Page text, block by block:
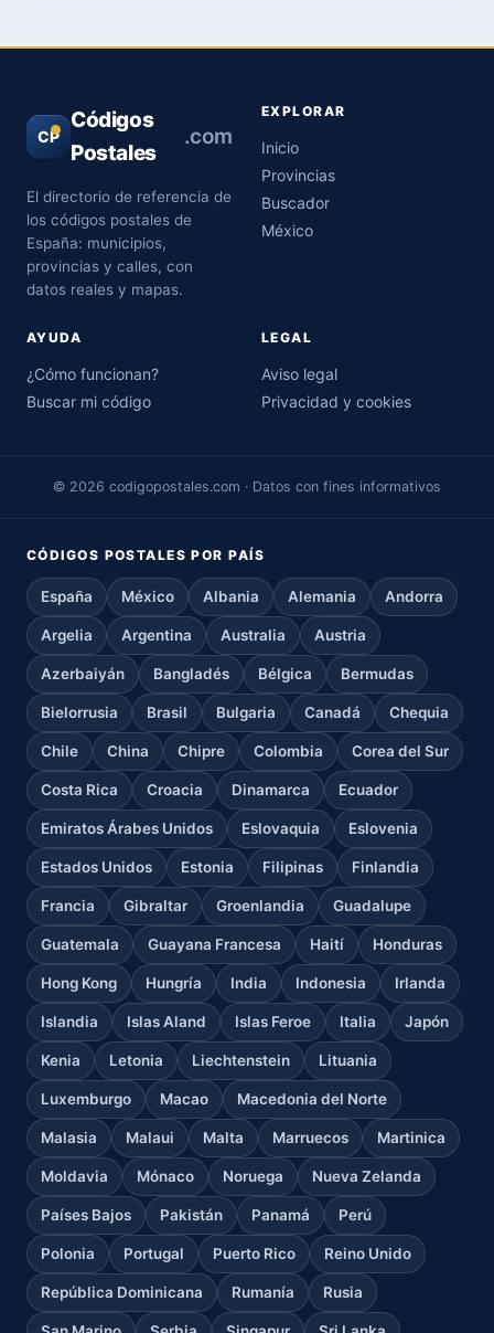
CP
Códigos
Postales
.com
El directorio de referencia de
los códigos postales de
España: municipios,
provincias y calles, con
datos reales y mapas.
EXPLORAR
Inicio
Provincias
Buscador
México
AYUDA
¿Cómo funcionan?
Buscar mi código
LEGAL
Aviso legal
Privacidad y cookies
© 2026 codigopostales.com · Datos con fines informativos
CÓDIGOS POSTALES POR PAÍS
España México Albania Alemania Andorra
Argelia Argentina Australia Austria
Azerbaiyán Bangladés Bélgica Bermudas
Bielorrusia Brasil Bulgaria Canadá Chequia
Chile China Chipre Colombia Corea del Sur
Costa Rica Croacia Dinamarca Ecuador
Emiratos Árabes Unidos Eslovaquia Eslovenia
Estados Unidos Estonia Filipinas Finlandia
Francia Gibraltar Groenlandia Guadalupe
Guatemala Guayana Francesa Haití Honduras
Hong Kong Hungría India Indonesia Irlanda
Islandia Islas Aland Islas Feroe Italia Japón
Kenia Letonia Liechtenstein Lituania
Luxemburgo Macao Macedonia del Norte
Malasia Malaui Malta Marruecos Martinica
Moldavia Mónaco Noruega Nueva Zelanda
Países Bajos Pakistán Panamá Perú
Polonia Portugal Puerto Rico Reino Unido
República Dominicana Rumanía Rusia